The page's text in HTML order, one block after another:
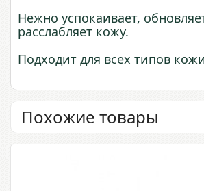
Нежно успокаивает,
расслабляет кожу.
Подходит для всех типов
Похожие товары